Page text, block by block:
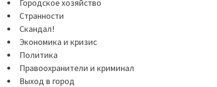
Городское хозяйство
Странности
Скандал!
Экономика и кризис
Политика
Правоохранители и криминал
Выход в город